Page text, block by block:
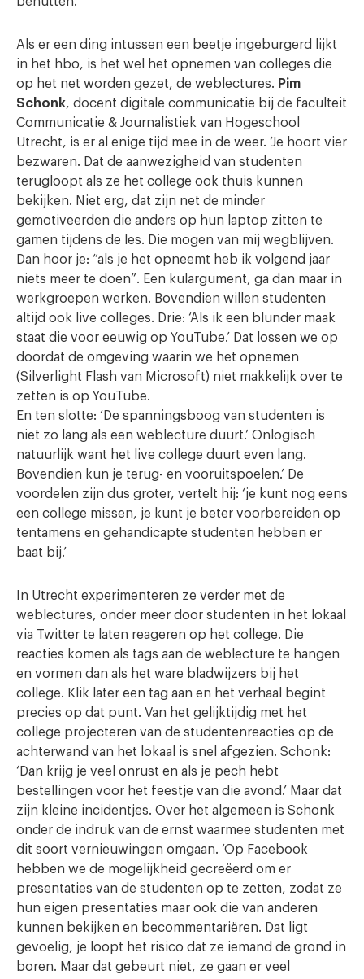
Als er een ding intussen een beetje ingeburgerd lijkt
in het hbo, is het wel het opnemen van colleges die
op het net worden gezet, de weblectures. Pim
Schonk, docent digitale communicatie bij de faculteit
Communicatie & Journalistiek van Hogeschool
Utrecht, is er al enige tijd mee in de weer. ‘Je hoort vier
bezwaren. Dat de aanwezigheid van studenten
terugloopt als ze het college ook thuis kunnen
bekijken. Niet erg, dat zijn net de minder
gemotiveerden die anders op hun laptop zitten te
gamen tijdens de les. Die mogen van mij wegblijven.
Dan hoor je: “als je het opneemt heb ik volgend jaar
niets meer te doen”. Een kulargument, ga dan maar in
werkgroepen werken. Bovendien willen studenten
altijd ook live colleges. Drie: ‘Als ik een blunder maak
staat die voor eeuwig op YouTube.’ Dat lossen we op
doordat de omgeving waarin we het opnemen
(Silverlight Flash van Microsoft) niet makkelijk over te
zetten is op YouTube.
En ten slotte: ‘De spanningsboog van studenten is
niet zo lang als een weblecture duurt.’ Onlogisch
natuurlijk want het live college duurt even lang.
Bovendien kun je terug- en vooruitspoelen.’ De
voordelen zijn dus groter, vertelt hij: ‘je kunt nog eens
een college missen, je kunt je beter voorbereiden op
tentamens en gehandicapte studenten hebben er
baat bij.’
In Utrecht experimenteren ze verder met de
weblectures, onder meer door studenten in het lokaal
via Twitter te laten reageren op het college. Die
reacties komen als tags aan de weblecture te hangen
en vormen dan als het ware bladwijzers bij het
college. Klik later een tag aan en het verhaal begint
precies op dat punt. Van het gelijktijdig met het
college projecteren van de studentenreacties op de
achterwand van het lokaal is snel afgezien. Schonk:
‘Dan krijg je veel onrust en als je pech hebt
bestellingen voor het feestje van die avond.’ Maar dat
zijn kleine incidentjes. Over het algemeen is Schonk
onder de indruk van de ernst waarmee studenten met
dit soort vernieuwingen omgaan. ‘Op Facebook
hebben we de mogelijkheid gecreëerd om er
presentaties van de studenten op te zetten, zodat ze
hun eigen presentaties maar ook die van anderen
kunnen bekijken en becommentariëren. Dat ligt
gevoelig, je loopt het risico dat ze iemand de grond in
boren. Maar dat gebeurt niet, ze gaan er veel